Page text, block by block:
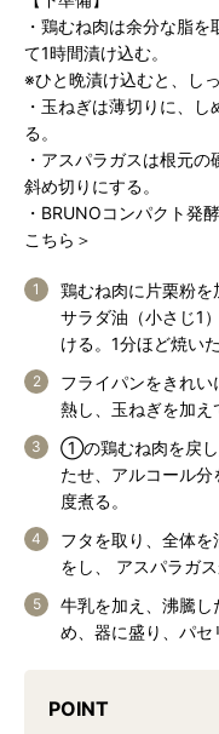
・鶏むね肉は余分な脂
て1時間漬け込む。
※ひと晩漬け込むと、し
・玉ねぎは薄切りに、
る。
・アスパラガスは根元
斜め切りにする。
・ BRUNOコンパクト発
こちら＞
鶏むね肉に片栗粉を
サラダ油（小さじ1
ける。1分ほど焼い
フライパンをきれ
熱し、玉ねぎを加え
①の鶏むね肉を戻し
たせ、アルコール
度煮る。
フタを取り、全体
をし、 アスパラガ
牛乳を加え、沸騰し
め、器に盛り、パセ
POINT